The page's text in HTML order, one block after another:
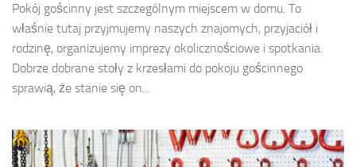
Pokój gościnny jest szczególnym miejscem w domu. To
właśnie tutaj przyjmujemy naszych znajomych, przyjaciół i
rodzinę, organizujemy imprezy okolicznościowe i spotkania.
Dobrze dobrane stoły z krzesłami do pokoju gościnnego
sprawią, że stanie się on...